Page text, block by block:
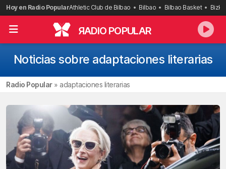
Saltar
al
contenido
Hoy en Radio PopularAthletic Club de Bilbao Bilbao Bilbao Basket
RADIO POPULAR
Noticias sobre adaptaciones literarias
Radio Popular» adaptaciones literarias